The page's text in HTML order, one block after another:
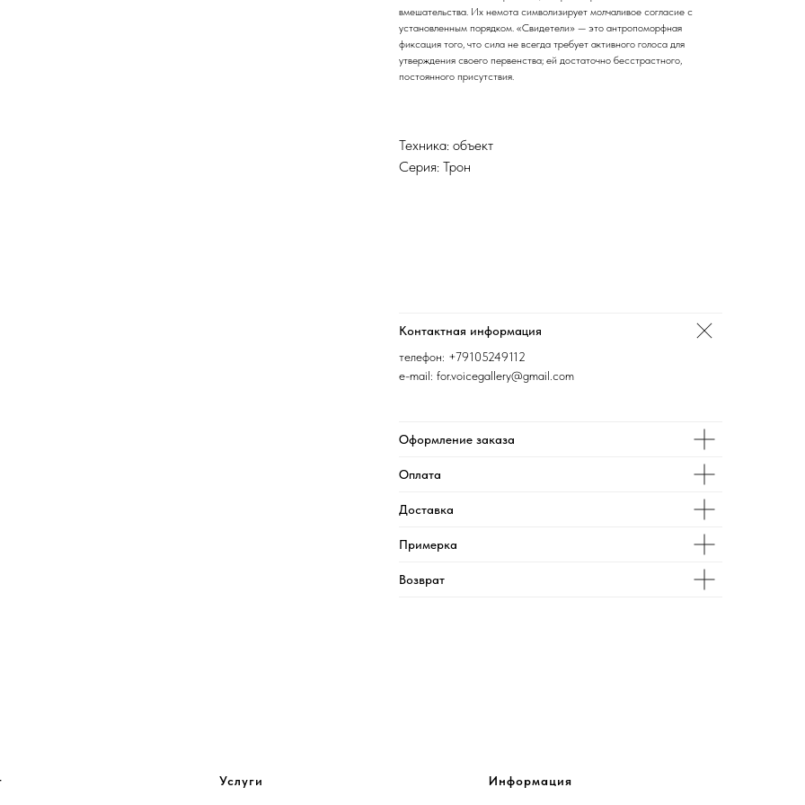
вмешательства. Их немота символизирует молчаливое согласие с
установленным порядком. «Свидетели» — это антропоморфная
фиксация того, что сила не всегда требует активного голоса для
утверждения своего первенства; ей достаточно бесстрастного,
постоянного присутствия.
Техника: объект
Серия: Трон
Контактная информация
телефон: +79105249112
e-mail: for.voicegallery@gmail.com
Оформление заказа
Оплата
Доставка
Примерка
Возврат
Услуги Информация